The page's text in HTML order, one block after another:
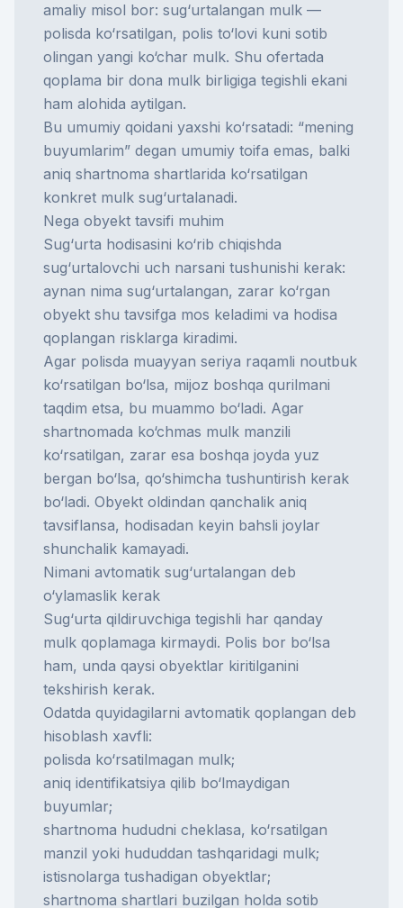
amaliy misol bor: sug‘urtalangan mulk —
polisda ko‘rsatilgan, polis to‘lovi kuni sotib
olingan yangi ko‘char mulk. Shu ofertada
qoplama bir dona mulk birligiga tegishli ekani
ham alohida aytilgan.
Bu umumiy qoidani yaxshi ko‘rsatadi: “mening
buyumlarim” degan umumiy toifa emas, balki
aniq shartnoma shartlarida ko‘rsatilgan
konkret mulk sug‘urtalanadi.
Nega obyekt tavsifi muhim
Sug‘urta hodisasini ko‘rib chiqishda
sug‘urtalovchi uch narsani tushunishi kerak:
aynan nima sug‘urtalangan, zarar ko‘rgan
obyekt shu tavsifga mos keladimi va hodisa
qoplangan risklarga kiradimi.
Agar polisda muayyan seriya raqamli noutbuk
ko‘rsatilgan bo‘lsa, mijoz boshqa qurilmani
taqdim etsa, bu muammo bo‘ladi. Agar
shartnomada ko‘chmas mulk manzili
ko‘rsatilgan, zarar esa boshqa joyda yuz
bergan bo‘lsa, qo‘shimcha tushuntirish kerak
bo‘ladi. Obyekt oldindan qanchalik aniq
tavsiflansa, hodisadan keyin bahsli joylar
shunchalik kamayadi.
Nimani avtomatik sug‘urtalangan deb
o‘ylamaslik kerak
Sug‘urta qildiruvchiga tegishli har qanday
mulk qoplamaga kirmaydi. Polis bor bo‘lsa
ham, unda qaysi obyektlar kiritilganini
tekshirish kerak.
Odatda quyidagilarni avtomatik qoplangan deb
hisoblash xavfli:
polisda ko‘rsatilmagan mulk;
aniq identifikatsiya qilib bo‘lmaydigan
buyumlar;
shartnoma hududni cheklasa, ko‘rsatilgan
manzil yoki hududdan tashqaridagi mulk;
istisnolarga tushadigan obyektlar;
shartnoma shartlari buzilgan holda sotib